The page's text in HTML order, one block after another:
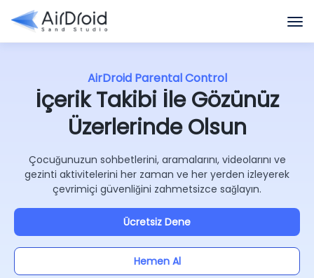
AirDroid Parental Control
İçerik Takibi İle Gözünüz
Üzerlerinde Olsun
Çocuğunuzun sohbetlerini, aramalarını, videolarını ve
gezinti aktivitelerini her zaman ve her yerden izleyerek
çevrimiçi güvenliğini zahmetsizce sağlayın.
Ücretsiz Dene
Hemen Al